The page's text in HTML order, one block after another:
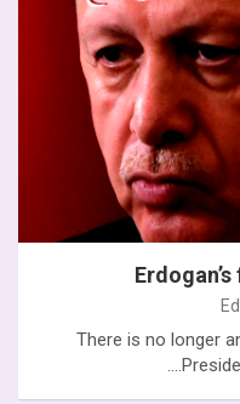
There is no longer